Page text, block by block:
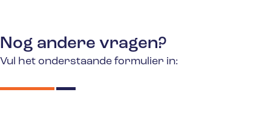
Nog andere vragen?
Vul het onderstaande formulier in: